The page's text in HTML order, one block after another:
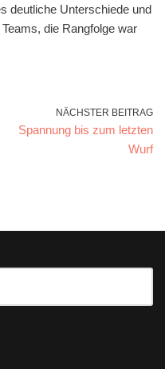
deutliche Unterschiede und
die Rangfolge war
NÄCHSTER BEITRAG
Spannung bis zum letzten
Wurf